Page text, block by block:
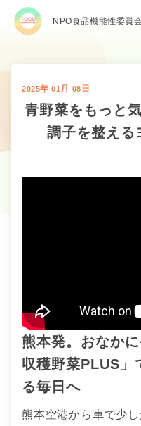
NPO食品機能性委員
2025年 01 月 08 日
青野菜をもっと
調子を整える
熊本発。おなか
収穫野菜PLUS」
る毎日へ
熊本空港から車で少